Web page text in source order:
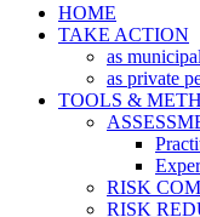
HOME
TAKE ACTION
as
as private
TOOLS &
RISK
RISK